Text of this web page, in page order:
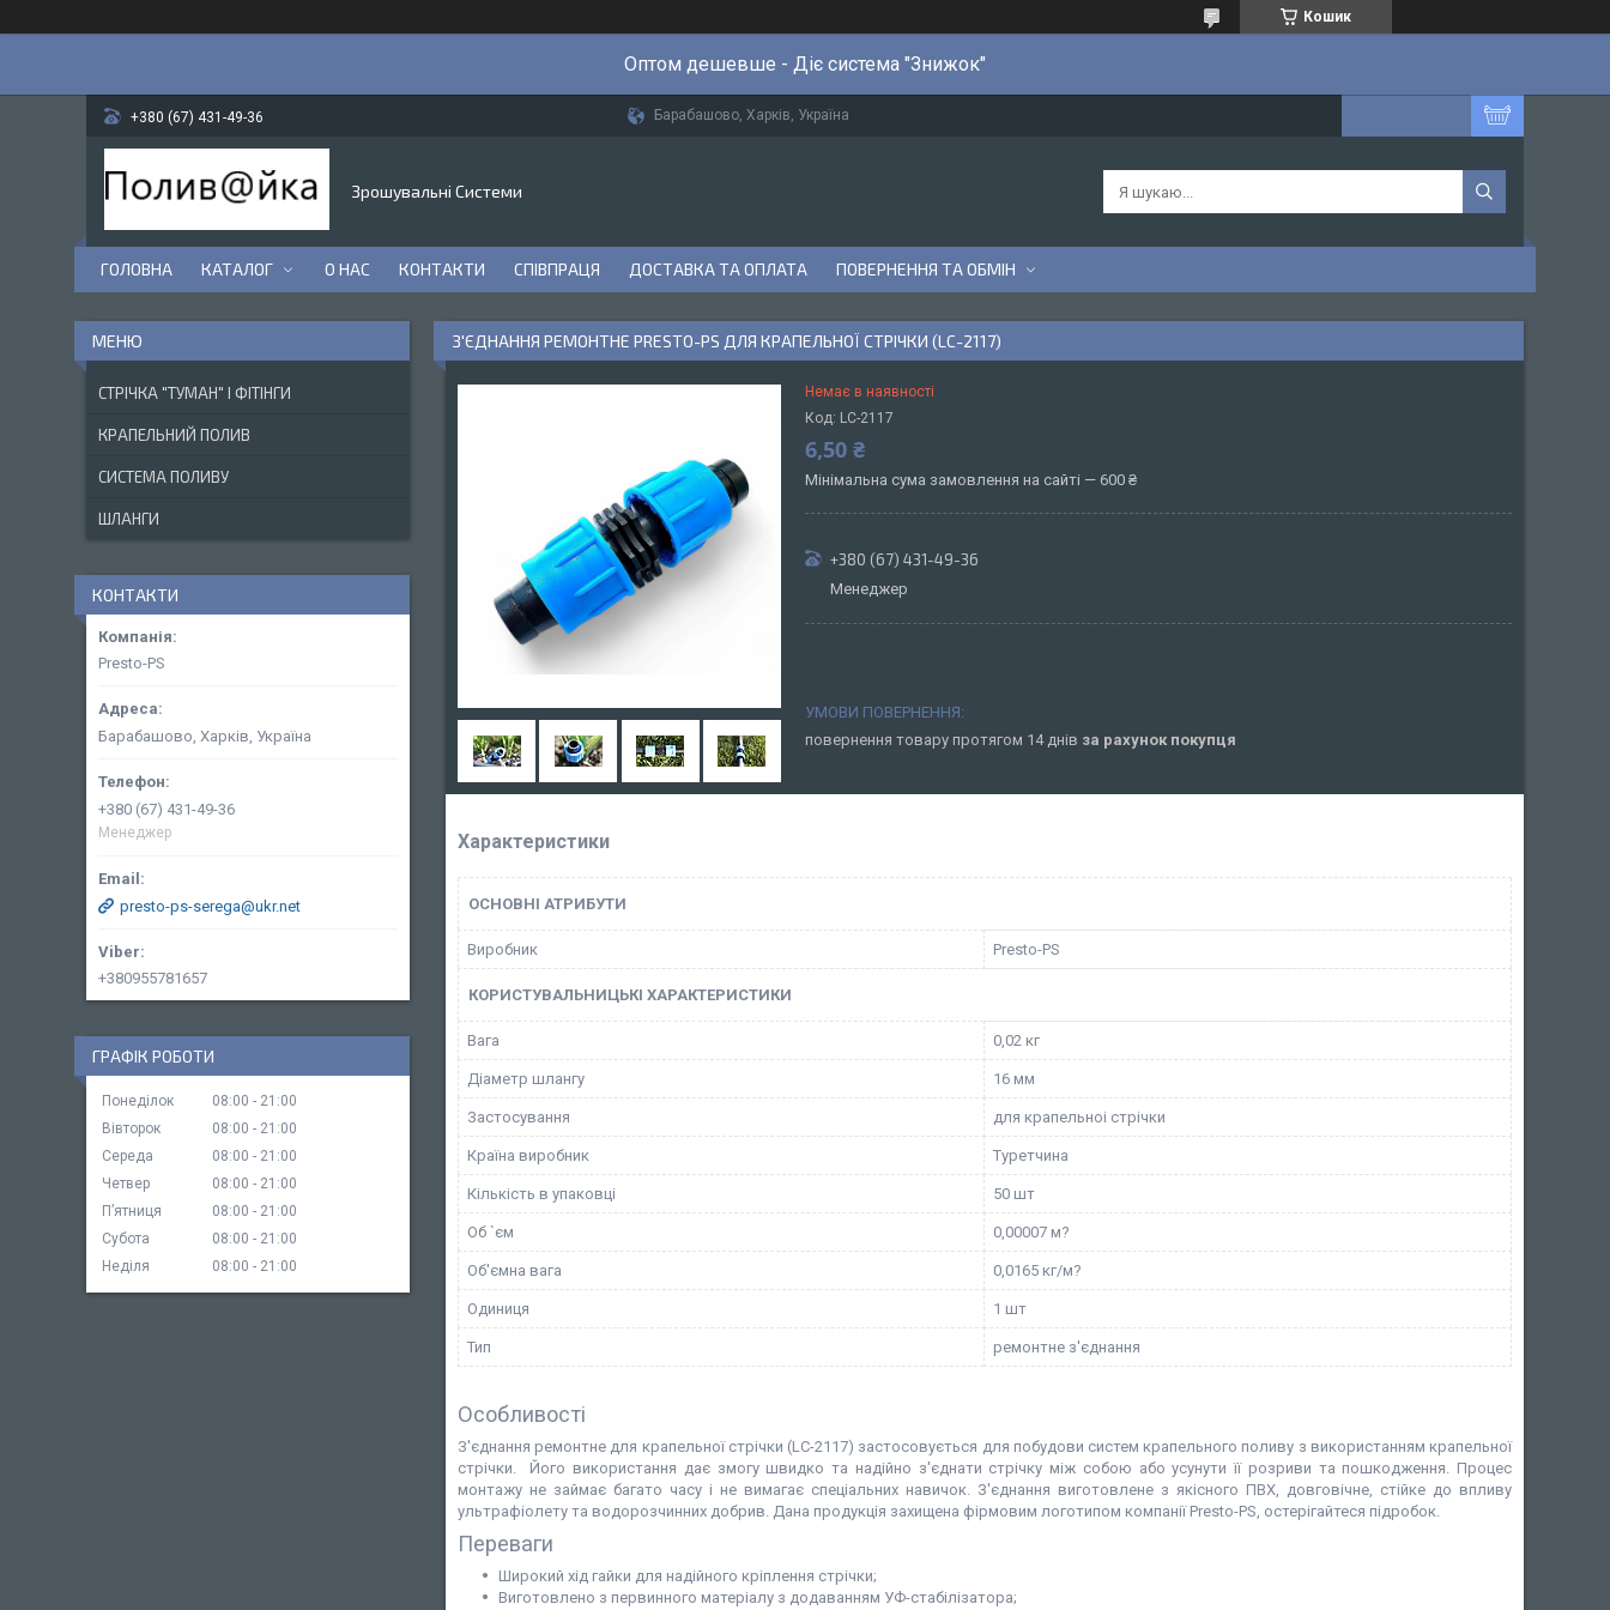
Кошик
Оптом дешевше - Діє система "Знижок"
+380 (67) 431-49-36 Барабашово, Харків, Україна
Зрошувальні Системи
ГОЛОВНА КАТАЛОГ О НАС КОНТАКТИ СПІВПРАЦЯ ДОСТАВКА ТА ОПЛАТА ПОВЕРНЕННЯ ТА ОБМІН
З'ЄДНАННЯ РЕМОНТНЕ PRESTO-PS ДЛЯ КРАПЕЛЬНОЇ СТРІЧКИ (LC-2117)
Немає в наявності
Код: LC-2117
6,50 ₴
Мінімальна сума замовлення на сайті — 600 ₴
+380 (67) 431-49-36
Менеджер
повернення товару протягом 14 днів за рахунок покупця
Характеристики
ОСНОВНІ АТРИБУТИ
Виробник Presto-PS
КОРИСТУВАЛЬНИЦЬКІ ХАРАКТЕРИСТИКИ
Вага 0,02 кг
Діаметр шлангу 16 мм
Застосування для крапельноі стрічки
Країна виробник Туретчина
Кількість в упаковці 50 шт
Об `єм 0,00007 м?
Об'ємна вага 0,0165 кг/м?
Одиниця 1 шт
Тип ремонтне з'єднання
Особливості
З'єднання ремонтне для крапельної стрічки (LC-2117) застосовується для побудови систем крапельного поливу з використанням крапельної
стрічки. Його використання дає змогу швидко та надійно з'єднати стрічку між собою або усунути її розриви та пошкодження. Процес
монтажу не займає багато часу і не вимагає спеціальних навичок. З'єднання виготовлене з якісного ПВХ, довговічне, стійке до впливу
ультрафіолету та водорозчинних добрив. Дана продукція захищена фірмовим логотипом компанії Presto-PS, остерігайтеся підробок.
Переваги
Широкий хід гайки для надійного кріплення стрічки;
Виготовлено з первинного матеріалу з додаванням УФ-стабілізатора;
СТРІЧКА "ТУМАН" І ФІТІНГИ
КРАПЕЛЬНИЙ ПОЛИВ
СИСТЕМА ПОЛИВУ
ШЛАНГИ
КОНТАКТИ
Presto-PS
Барабашово, Харків, Україна
+380 (67) 431-49-36
Менеджер
presto-ps-serega@ukr.net
+380955781657
ГРАФІК РОБОТИ
Понеділок 08:00
21:00
Вівторок
08:00
21:00
Середа
08:00
21:00
Четвер
08:00
21:00
Пʼятниця
08:00
21:00
Субота
08:00
21:00
Неділя
08:00 21:00